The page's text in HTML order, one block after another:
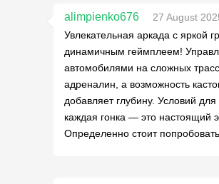
alimpienko676
27 August
Увлекательная аркада с яркой
динамичным геймплеем!
автомобилями на сложных
адреналин, а возможность
добавляет глубину. Условий
каждая гонка — это настоящий
Определенно стоит